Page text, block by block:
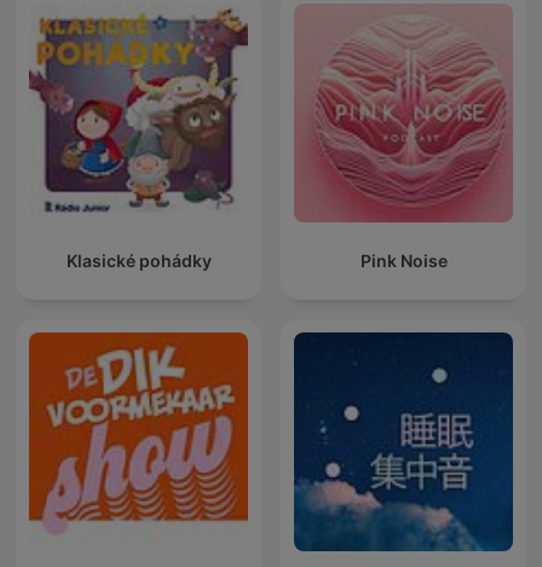
Klasické pohádky Pink Noise